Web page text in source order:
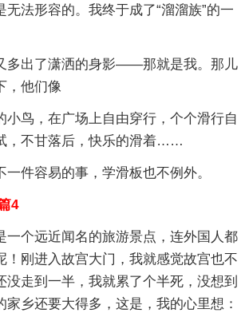
无法形容的。我终于成了“溜溜族”的一
多出了潇洒的身影——那就是我。那儿
，他们像
小鸟，在广场上自由穿行，个个滑行自
，不甘落后，快乐的滑着……
一件容易的事，学滑板也不例外。
4
一个远近闻名的旅游景点，连外国人都
！刚进入故宫大门，我就感觉故宫也不
没走到一半，我就累了个半死，没想到
家乡还要大得多，这是，我的心里想：